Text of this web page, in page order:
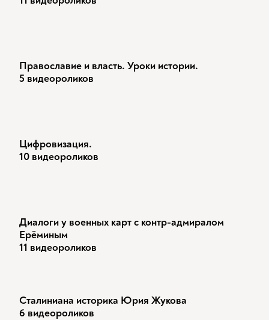
Православие и власть. Уроки истории.
5 видеороликов
Цифровизация.
10 видеороликов
Диалоги у военных карт с контр-адмиралом
Ерёминым
11 видеороликов
Сталиниана историка Юрия Жукова
6 видеороликов